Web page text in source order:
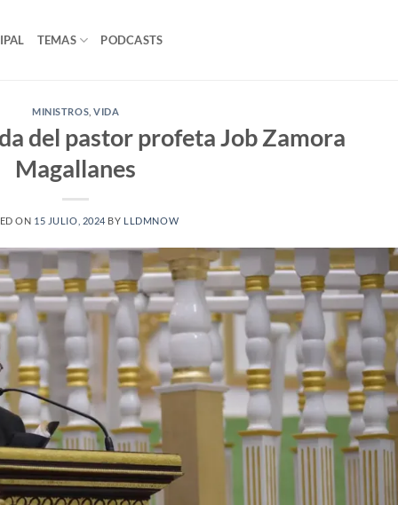
TEMAS PODCASTS
MINISTROS ,VIDA
del pastor profeta Job Zamora
Magallanes
ON 15 JULIO, 2024 BY LLDMNOW